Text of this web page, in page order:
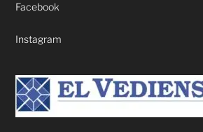
Facebook
Instagram